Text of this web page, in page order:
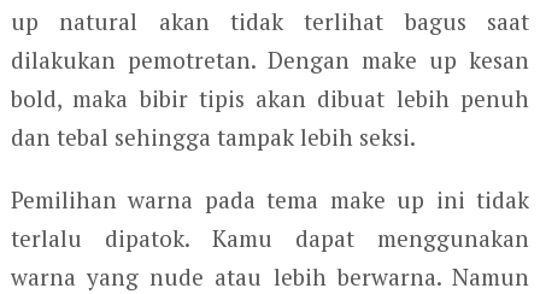
up natural akan tidak terlihat bagus saat
dilakukan pemotretan. Dengan make up kesan
bold, maka bibir tipis akan dibuat lebih penuh
dan tebal sehingga tampak lebih seksi.
Pemilihan warna pada tema make up ini tidak
terlalu dipatok. Kamu dapat menggunakan
warna yang nude atau lebih berwarna. Namun